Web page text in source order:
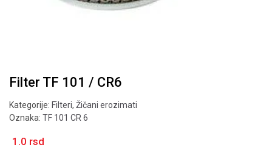
Filter TF 101 / CR6
Kategorije: Filteri, Žičani erozimati
Oznaka: TF 101 CR 6
1.0 rsd